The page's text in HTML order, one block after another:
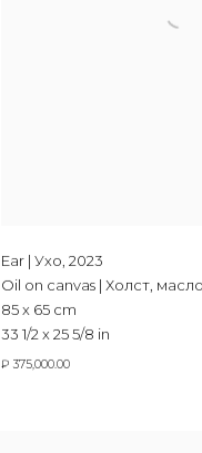
Ear | Ухо ,2023
Oil on canvas | Холст, масло
85 x 65 cm
33 1/2 x 25 5/8 in
₽ 375,000.00